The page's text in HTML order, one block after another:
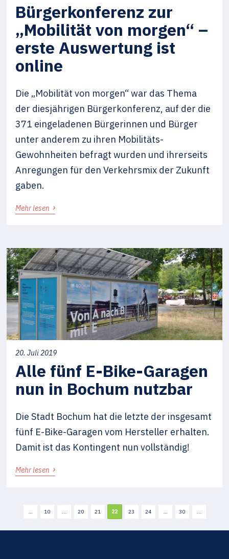
Bürgerkonferenz zur
„Mobilität von morgen“ –
erste Auswertung ist
online
Die „Mobilität von morgen“ war das Thema
der diesjährigen Bürgerkonferenz, auf der die
371 eingeladenen Bürgerinnen und Bürger
unter anderem zu ihren Mobilitäts-
Gewohnheiten befragt wurden und ihrerseits
Anregungen für den Verkehrsmix der Zukunft
gaben.
Mehr lesen ›
20. Juli 2019
Alle fünf E-Bike-Garagen
nun in Bochum nutzbar
Die Stadt Bochum hat die letzte der insgesamt
fünf E-Bike-Garagen vom Hersteller erhalten.
Damit ist das Kontingent nun vollständig!
Mehr lesen ›
... 10 ... 20 21 22 23 24 ... 30 ...